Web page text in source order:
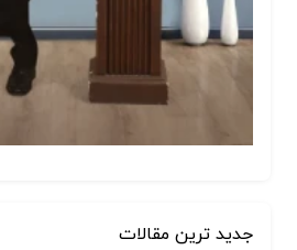
جدید ترین مقالات